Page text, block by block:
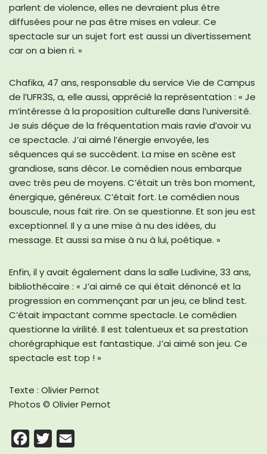
parlent de violence, elles ne devraient plus être
diffusées pour ne pas être mises en valeur. Ce
spectacle sur un sujet fort est aussi un divertissement
car on a bien ri. »
Chafika, 47 ans, responsable du service Vie de Campus
de l’UFR3S, a, elle aussi, apprécié la représentation : « Je
m’intéresse à la proposition culturelle dans l’université.
Je suis déçue de la fréquentation mais ravie d’avoir vu
ce spectacle. J’ai aimé l’énergie envoyée, les
séquences qui se succèdent. La mise en scène est
grandiose, sans décor. Le comédien nous embarque
avec très peu de moyens. C’était un très bon moment,
énergique, généreux. C’était fort. Le comédien nous
bouscule, nous fait rire. On se questionne. Et son jeu est
exceptionnel. Il y a une mise à nu des idées, du
message. Et aussi sa mise à nu à lui, poétique. »
Enfin, il y avait également dans la salle Ludivine, 33 ans,
bibliothécaire : « J’ai aimé ce qui était dénoncé et la
progression en commençant par un jeu, ce blind test.
C’était impactant comme spectacle. Le comédien
questionne la virilité. Il est talentueux et sa prestation
chorégraphique est fantastique. J’ai aimé son jeu. Ce
spectacle est top ! »
Texte : Olivier Pernot
Photos © Olivier Pernot